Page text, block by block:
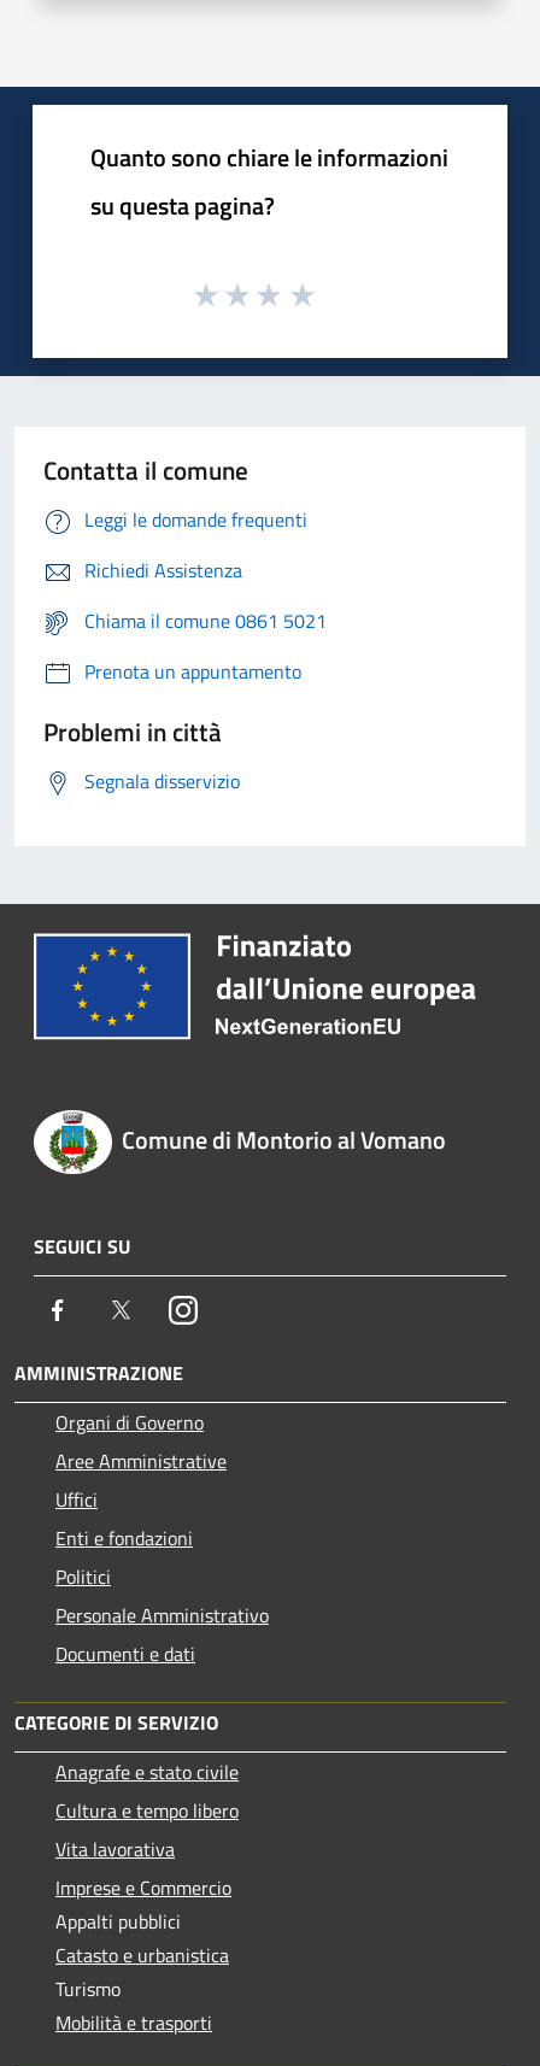
Quanto sono chiare le informazioni
su questa pagina?
Contatta il comune
Leggi le domande frequenti
Richiedi Assistenza
Chiama il comune 0861 5021
Prenota un appuntamento
Problemi in città
Segnala disservizio
Comune di Montorio al Vomano
SEGUICI SU
Facebook TwitterInstagram
AMMINISTRAZIONE
Organi di Governo
Aree Amministrative
Uffici
Enti e fondazioni
Politici
Personale Amministrativo
Documenti e dati
CATEGORIE DI SERVIZIO
Anagrafe e stato civile
Cultura e tempo libero
Vita lavorativa
Imprese e Commercio
Appalti pubblici
Catasto e urbanistica
Turismo
Mobilità e trasporti